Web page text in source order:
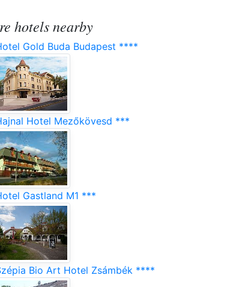
hotels nearby
Gold Buda Budapest ****
Hotel Mezőkövesd ***
Gastland M1 ***
Bio Art Hotel Zsámbék ****